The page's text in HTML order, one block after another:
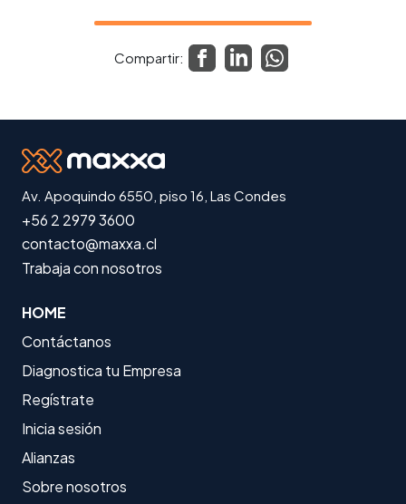
Compartir:
Av. Apoquindo 6550, piso 16, Las Condes
+56 2 2979 3600
contacto@maxxa.cl
Trabaja con nosotros
HOME
Contáctanos
Diagnostica tu Empresa
Regístrate
Inicia sesión
Alianzas
Sobre nosotros